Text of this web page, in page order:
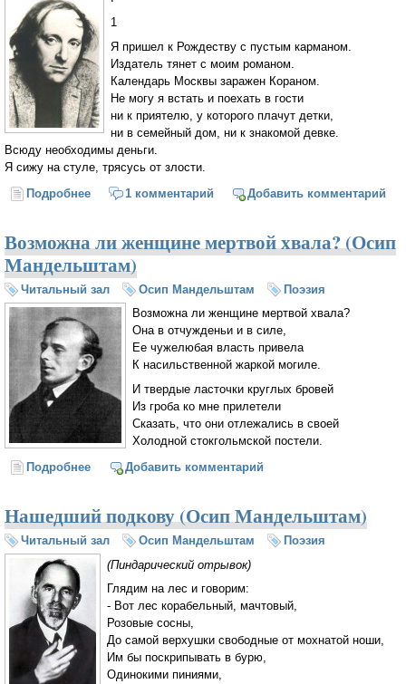
1
Я пришел к Рождеству с пустым карманом.
Издатель тянет с моим романом.
Календарь Москвы заражен Кораном.
Не могу я встать и поехать в гости
ни к приятелю, у которого плачут детки,
ни в семейный дом, ни к знакомой девке.
Всюду необходимы деньги.
Я сижу на стуле, трясусь от злости.
Подробнее о Речь о пролитом молоке (Иосиф Бродский)
1 комментарий Добавить комментарий
Возможна ли женщине мертвой хвала? (Осип
Мандельштам)
Читальный зал Осип Мандельштам
Поэзия
Возможна ли женщине мертвой хвала?
Она в отчужденьи и в силе,
Ее чужелюбая власть привела
К насильственной жаркой могиле.
И твердые ласточки круглых бровей
Из гроба ко мне прилетели
Сказать, что они отлежались в своей
Холодной стокгольмской постели.
Подробнее о Возможна ли женщине мертвой хвала? (Осип
Добавить комментарий
Нашедший подкову (Осип Мандельштам)
Читальный зал Осип Мандельштам
Поэзия
(Пиндарический отрывок)
Глядим на лес и говорим:
- Вот лес корабельный, мачтовый,
Розовые сосны,
До самой верхушки свободные от мохнатой ноши,
Им бы поскрипывать в бурю,
Одинокими пиниями,